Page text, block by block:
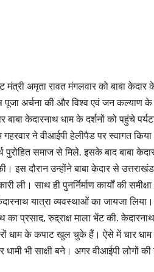
अमृता रावत मंगलवार को बाबा
पूजा अर्चना की और विश्व एवं जन कल्याण
बाबा केदारनाथ धाम के दर्शनों को पहुंचे
ने वीआईपी हेलीपैड पर स्वागत
पुरोहित समाज से मिले. इसके बाद बाबा
इस दौरान उन्होंने बाबा केदार से
ली। साथ ही पुनर्निर्माण कार्यों की
यात्रा व्यवस्थाओं का जायजा
का प्रसाद, रुद्राक्ष माला भेंट की.
धाम के कपाट खुल चुके हैं। ऐसे में चार धाम
भी साक्षी बने। अगर वीआईपी लोगों की